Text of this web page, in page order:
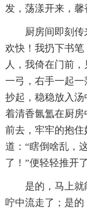
发，荡漾开来，馨
厨房间即刻
欢快！我扔下书
人，我倚在门前
一弓，右手一起
抄起，稳稳放入
着清香氤氲在厨
前去，牢牢的抱
道：“瞎倒啥乱，
了！”便轻轻推开了
是的，马上
咛中流走了；是